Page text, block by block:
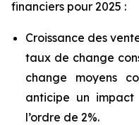
financiers pour 2025 :
Croissance des
taux de change
change moyens
anticipe un
l’ordre de 2%.